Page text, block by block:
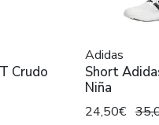
Crudo
Adidas
Short
Niña
24,50€